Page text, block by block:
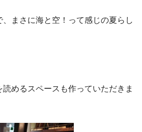
まさに海と空！って感じの夏らし
めるスペースも作っていただきま